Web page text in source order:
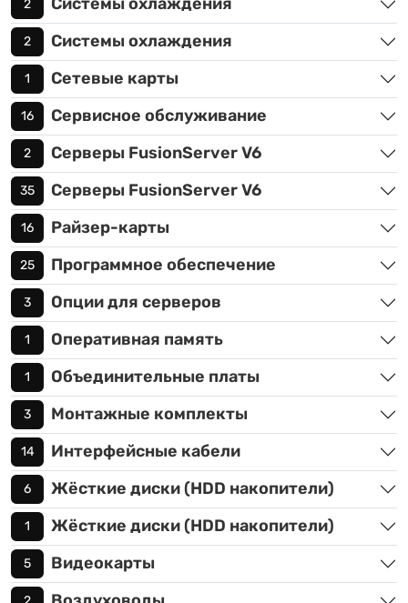
2
2 Системы охлаждения
1 Сетевые карты
16 Сервисное обслуживание
2 Серверы FusionServer V6
35 Серверы FusionServer V6
16 Райзер-карты
25 Программное обеспечение
3 Опции для серверов
1 Оперативная память
1 Объединительные платы
3 Монтажные комплекты
14 Интерфейсные кабели
6 Жёсткие диски (HDD накопители)
1 Жёсткие диски (HDD накопители)
5 Видеокарты